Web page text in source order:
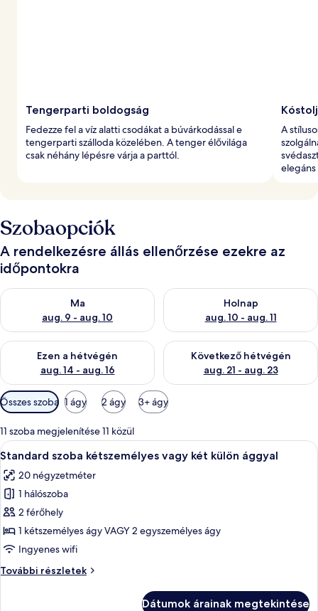
Tengerparti boldogság
Fedezze fel a víz alatti csodákat a búvárkodással e
tengerparti szálloda közelében. A tenger élővilága
csak néhány lépésre várja a parttól.
A
Szobaopciók
A rendelkezésre állás ellenőrzése ezekre az
időpontokra
Ma
aug. 9 - aug. 10
A ma esti rendelkezésre állás ellenőrzése: aug. 9 - aug. 10
Holnap
aug. 10 - aug. 11
A holnapi rendelkezésre állás
Ezen a hétvégén
aug. 14 - aug. 16
A mostani hétvégi rendelkezésre állás ellenőrzése: aug. 14 -
Következő hétvégén
aug. 21 - aug. 23
A következő hétvégi
Szobákhoz
rendelkezésre
álló
szűrők
Összes szoba 1 ágy 2 ágy 3+ ágy
11 szoba megjelenítése 11 közül
A
következő
szoba
összes
képének
megtekintése:
Standard
kétszemélyes
Egy modern hálószoba, amelyben
9
Standard szoba kétszemélyes vagy két külön ággyal
20 négyzetméter
1 hálószoba
2 férőhely
1 kétszemélyes ágy VAGY 2 egyszemélyes ágy
Ingyenes wifi
További részletek
Standard
Dátumok árainak megtekintése